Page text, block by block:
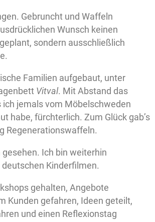
Gebruncht und Waffeln
Wunsch keinen
sondern ausschließlich
Familien aufgebaut, unter
Vitval. Mit Abstand das
ich jemals vom Möbelschweden
habe, fürchterlich. Zum Glück gab’s
Regenerationswaffeln.
gesehen. Ich bin weiterhin
Kinderfilmen.
gehalten, Angebote
Kunden gefahren, Ideen geteilt,
und einen Reflexionstag